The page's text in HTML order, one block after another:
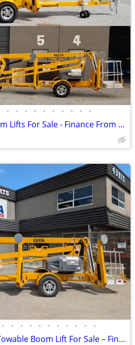
• • • • • • • • • •
Haulotte Towable Boom Lifts For Sale - Finance From $659 Per Mo*
• • • • • • • • • • •
NEW Haulotte 5533A Towable Boom Lift For Sale – Finance $1139 Per Mo*